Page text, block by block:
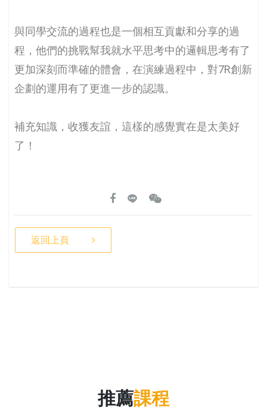
與同學交流的過程也是一個相互貢獻和分享的過
程，他們的挑戰幫我就水平思考中的邏輯思考有了
更加深刻而準確的體會，在演練過程中，對7R創新
企劃的運用有了更進一步的認識。
補充知識，收獲友誼，這樣的感覺實在是太美好
了！
返回上頁
推薦課程